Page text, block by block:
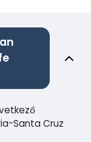
Santa Cruz